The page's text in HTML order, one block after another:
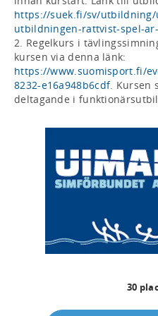
https://suek.fi/sv/
utbildningen-rattvist-spel-
2. Regelkurs i
https://www.suomisport.fi/
8232-e16a948b6cdf. Kursen
deltagande i
30